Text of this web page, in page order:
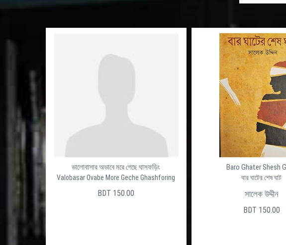
ভালোবাসার অভাবে মরে গেছে ঘাসফড়িং
Valobasar Ovabe More Geche Ghashforing
BDT 150.00
Baro Ghater Shesh
বার ঘাটের শেষ ঘাট
সালেক উদ্দীন
BDT 150.00